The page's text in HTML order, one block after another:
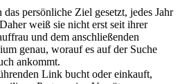
persönliche Ziel gesetzt, jedes Jahr
weiß sie nicht erst seit ihrer
und dem anschließenden
genau, worauf es auf der Suche
ankommt.
Link bucht oder einkauft,